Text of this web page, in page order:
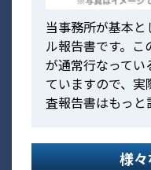
当事務所が基本
ル報告書です。
が通常行なってい
ていますので、
査報告書はもっと
様